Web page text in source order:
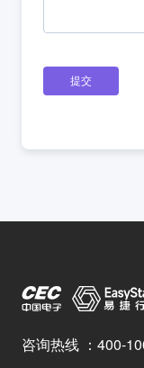
提交
咨询热线 ： 400-